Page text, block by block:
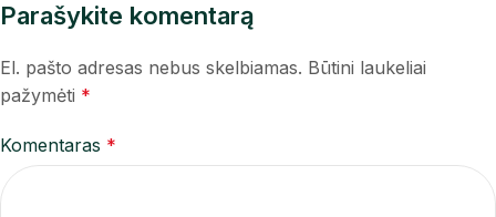
Parašykite komentarą
El. pašto adresas nebus skelbiamas. Būtini laukeliai
pažymėti *
Komentaras *